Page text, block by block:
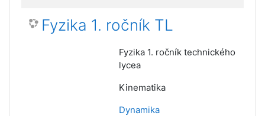
Fyzika 1. ročník TL
Fyzika 1. ročník technického
lycea
Kinematika
Dynamika